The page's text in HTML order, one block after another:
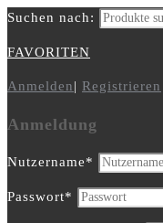
Suchen nach:
FAVORITEN
Anmelden| Registrieren
Anmeldung
Nutzername*
Passwort*